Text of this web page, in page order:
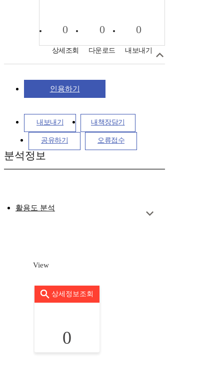
0
상세조회
0
다운로드
0
내보내기
인용하기
내보내기 내책장담기
공유하기 오류접수
분석정보
활용도 분석
View
상세정보조회
0